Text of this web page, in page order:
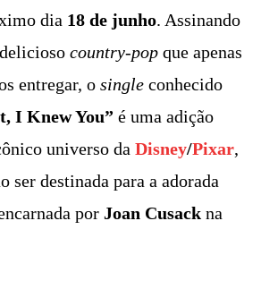
dia 18 de junho. Assinando
country-pop que apenas
entregar, o single conhecido
I Knew You” é uma adição
universo da Disney/Pixar,
ser destinada para a adorada
por Joan Cusack na